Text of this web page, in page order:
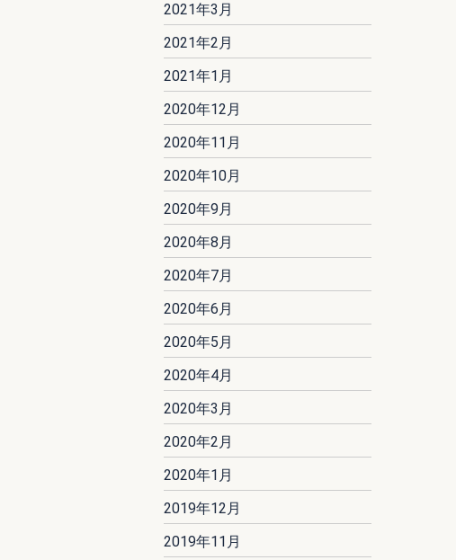
2021年3月
2021年2月
2021年1月
2020年12月
2020年11月
2020年10月
2020年9月
2020年8月
2020年7月
2020年6月
2020年5月
2020年4月
2020年3月
2020年2月
2020年1月
2019年12月
2019年11月